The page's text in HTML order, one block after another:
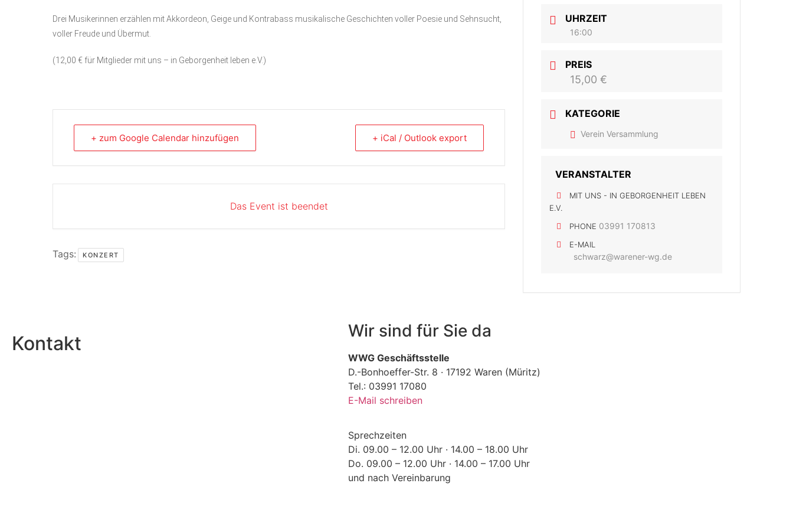
Drei Musikerinnen erzählen mit Akkordeon, Geige und Kontrabass musikalische Geschichten voller Poesie und Sehnsucht,
voller Freude und Übermut.
(12,00 € für Mitglieder mit uns – in Geborgenheit leben e.V.)
+ zum Google Calendar hinzufügen + iCal / Outlook export
Das Event ist beendet
Tags: KONZERT
UHRZEIT
16:00
PREIS
15,00 €
KATEGORIE
Verein Versammlung
VERANSTALTER
MIT UNS - IN GEBORGENHEIT LEBEN
E.V.
PHONE 03991 170813
E-MAIL
schwarz@warener-wg.de
Kontakt
Wir sind für Sie da
WWG Geschäftsstelle
D.-Bonhoeffer-Str. 8 · 17192 Waren (Müritz)
Tel.: 03991 17080
E-Mail schreiben
Sprechzeiten
Di. 09.00 – 12.00 Uhr · 14.00 – 18.00 Uhr
Do. 09.00 – 12.00 Uhr · 14.00 – 17.00 Uhr
und nach Vereinbarung